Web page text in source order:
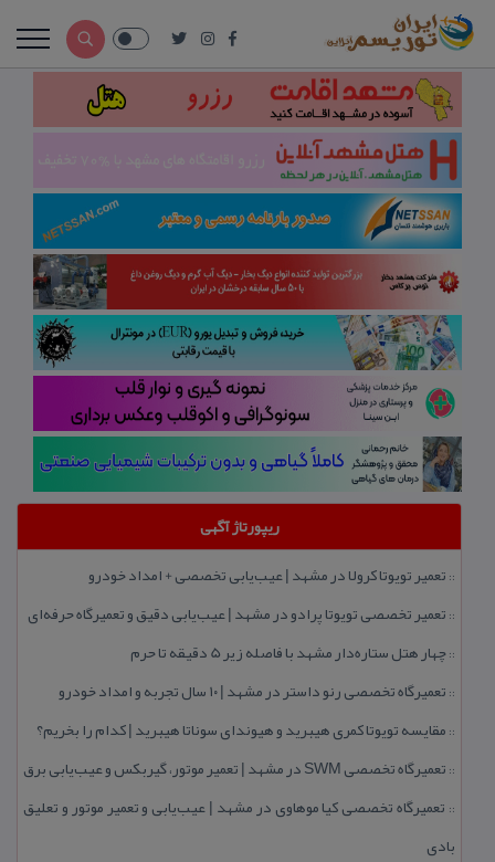
ریپورتاژ آگهی
:: تعمیر تویوتا كرولا در مشهد | عیب‌یابی تخصصی + امداد خودرو
:: تعمیر تخصصی تویوتا پرادو در مشهد | عیب‌یابی دقیق و تعمیرگاه حرفه‌ای
::چهار هتل‌ ستاره‌دار مشهد با فاصله زیر 5 دقیقه تا حرم
:: تعمیرگاه تخصصی رنو داستر در مشهد | ۱۰ سال تجربه و امداد خودرو
:: مقایسه تویوتا كمری هیبرید و هیوندای سوناتا هیبرید | كدام را بخریم؟
:: تعمیرگاه تخصصی SWM در مشهد | تعمیر موتور، گیربكس و عیب‌یابی برق
:: تعمیرگاه تخصصی كیا موهاوی در مشهد | عیب‌یابی و تعمیر موتور و تعلیق
بادی